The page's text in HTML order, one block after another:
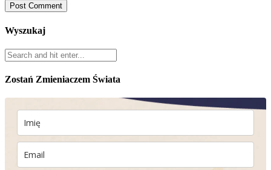
Wyszukaj
Zostań Zmieniaczem Świata